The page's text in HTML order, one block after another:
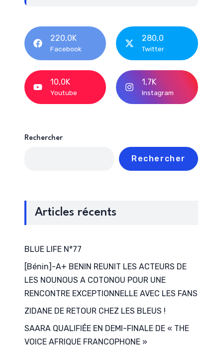
220,0K
Facebook
280,0
Twitter
10,0K
Youtube
1,7K
Instagram
Rechercher
Rechercher
Articles récents
BLUE LIFE N°77
[Bénin]-A+ BENIN REUNIT LES ACTEURS DE
LES NOUNOUS A COTONOU POUR UNE
RENCONTRE EXCEPTIONNELLE AVEC LES FANS
ZIDANE DE RETOUR CHEZ LES BLEUS !
SAARA QUALIFIÉE EN DEMI-FINALE DE « THE
VOICE AFRIQUE FRANCOPHONE »